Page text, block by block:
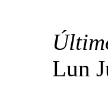
Lun